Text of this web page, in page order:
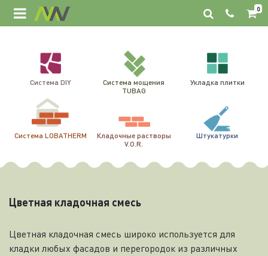
0
Система DIY
Система мощения
TUBAG
Укладка плитки
Система LOBATHERM
Кладочные растворы
V.O.R.
Штукатурки
Цветная кладочная смесь
Цветная кладочная смесь широко используется для
кладки любых фасадов и перегородок из различных